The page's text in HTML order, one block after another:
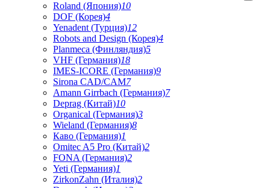
Roland (Япония)10
DOF (Корея)4
Yenadent (Турция)12
Robots and Design (Корея)4
Planmeca (Финляндия)5
VHF (Германия)18
IMES-ICORE (Германия)9
Sirona CAD/CAM7
Amann Girrbach (Германия)7
Deprag (Китай)10
Organical (Германия)3
Wieland (Германия)8
Каво (Германия)1
Omitec A5 Pro (Китай)2
FONA (Германия)2
Yeti (Германия)1
ZirkonZahn (Италия)2